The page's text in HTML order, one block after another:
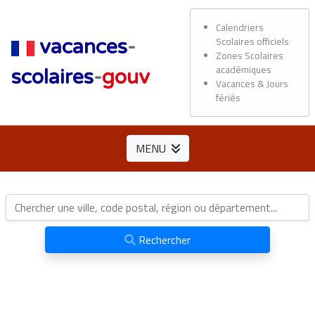
vacances-
scolaires-gouv
Calendriers
Scolaires officiels
Zones Scolaires
académiques
Vacances & Jours
fériés
MENU
Rechercher